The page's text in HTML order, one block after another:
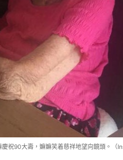
祝90大壽，嫲嫲笑着慈祥地望向鏡頭。（